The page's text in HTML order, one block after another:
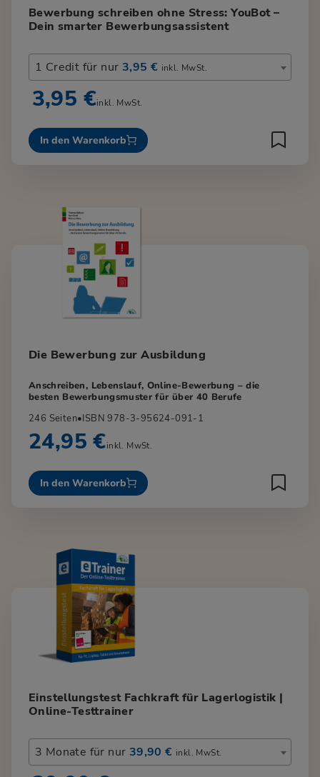
Bewerbung schreiben ohne Stress: YouBot –
Dein smarter Bewerbungsassistent
1 Credit für nur 3,95 € inkl. MwSt.
3,95 €inkl. MwSt.
In den Warenkorb
Die Bewerbung zur Ausbildung
Anschreiben, Lebenslauf, Online-Bewerbung – die
besten Bewerbungsmuster für über 40 Berufe
246 Seiten•ISBN 978-3-95624-091-1
24,95 €inkl. MwSt.
In den Warenkorb
Einstellungstest Fachkraft für Lagerlogistik |
Online-Testtrainer
3 Monate für nur 39,90 € inkl. MwSt.